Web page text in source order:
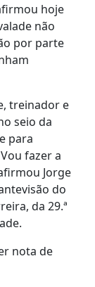
hoje
não
por parte
treinador e
seio da
para
fazer a
Jorge
do
da 29.ª
nota de